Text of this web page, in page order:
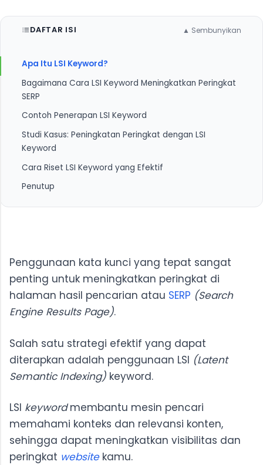
DAFTAR ISI ▲ Sembunyikan
Apa Itu LSI Keyword?
Bagaimana Cara LSI Keyword Meningkatkan Peringkat
SERP
1. Memperjelas Konteks Konten
2. Menghindari Keyword Stuffing
3. Meningkatkan Relevansi dan Kualitas Konten
Contoh Penerapan LSI Keyword
Studi Kasus: Peningkatan Peringkat dengan LSI
Keyword
Cara Riset LSI Keyword yang Efektif
1. Gunakan Fitur “Pencarian Terkait” di Google
2. Manfaatkan Google Autocomplete
Penutup
Penggunaan kata kunci yang tepat sangat
penting untuk meningkatkan peringkat di
halaman hasil pencarian atau SERP (Search
Engine Results Page).
Salah satu strategi efektif yang dapat
diterapkan adalah penggunaan LSI (Latent
Semantic Indexing) keyword.
LSI keywordmembantu mesin pencari
memahami konteks dan relevansi konten,
sehingga dapat meningkatkan visibilitas dan
peringkat websitekamu.